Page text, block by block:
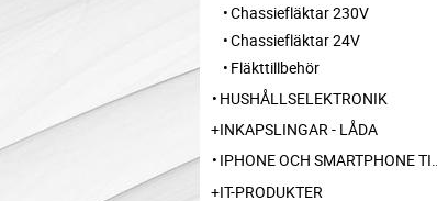
Chassiefläktar 230V
Chassiefläktar 24V
Fläkttillbehör
HUSHÅLLSELEKTRONIK
INKAPSLINGAR - LÅDA
IPHONE OCH SMARTPHONE TILLBEHÖR
IT-PRODUKTER